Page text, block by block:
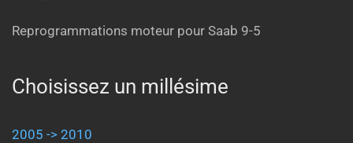
Reprogrammations moteur pour Saab 9-5
Choisissez un millésime
2005 -> 2010